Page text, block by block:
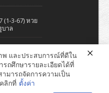
3-67) หวย
บาล
ใจ ไอที รีวิววิจารณ์หนังมั่วๆ
พ และประสบการณ์ที่ดีใน
ถศึกษารายละเอียดได้ที่
ามารถจัดการความเป็น
ลิกที่ ตั้งค่า